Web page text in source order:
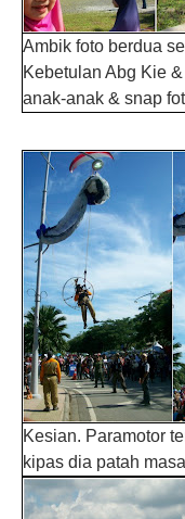
Ambik foto berdua
Kebetulan Abg Kie
anak-anak & snap
Kesian. Paramotor
kipas dia patah